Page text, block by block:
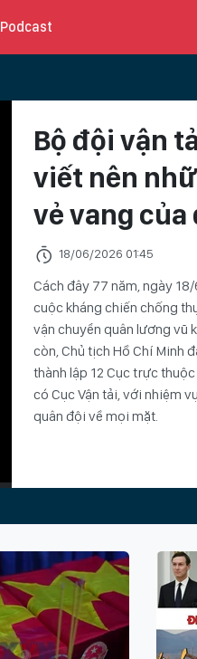
Podcast
Bộ đội vận
viết nên
vẻ vang của
18/06/2026 01:45
Cách đây 77 năm, ngày
cuộc kháng chiến chống
vận chuyển quân lương vũ
còn, Chủ tịch Hồ Chí Minh
thành lập 12 Cục trực
có Cục Vận tải, với nhiệm
quân đội về mọi mặt.
Bộ đội vận tải kháng
vận chuyển quân lương vũ khí
Cục Vận tải